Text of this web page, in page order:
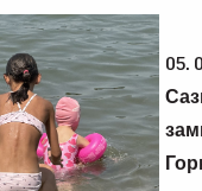
05.